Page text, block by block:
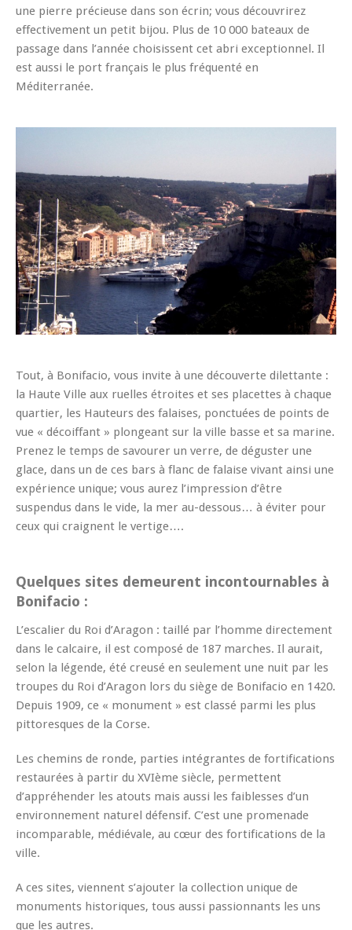
une pierre précieuse dans son écrin; vous découvrirez
effectivement un petit bijou. Plus de 10 000 bateaux de
passage dans l’année choisissent cet abri exceptionnel. Il
est aussi le port français le plus fréquenté en
Méditerranée.
Tout, à Bonifacio, vous invite à une découverte dilettante :
la Haute Ville aux ruelles étroites et ses placettes à chaque
quartier, les Hauteurs des falaises, ponctuées de points de
vue « décoiffant » plongeant sur la ville basse et sa marine.
Prenez le temps de savourer un verre, de déguster une
glace, dans un de ces bars à flanc de falaise vivant ainsi une
expérience unique; vous aurez l’impression d’être
suspendus dans le vide, la mer au-dessous… à éviter pour
ceux qui craignent le vertige….
Quelques sites demeurent incontournables à
Bonifacio :
L’escalier du Roi d’Aragon : taillé par l’homme directement
dans le calcaire, il est composé de 187 marches. Il aurait,
selon la légende, été creusé en seulement une nuit par les
troupes du Roi d’Aragon lors du siège de Bonifacio en 1420.
Depuis 1909, ce « monument » est classé parmi les plus
pittoresques de la Corse.
Les chemins de ronde, parties intégrantes de fortifications
restaurées à partir du XVIème siècle, permettent
d’appréhender les atouts mais aussi les faiblesses d’un
environnement naturel défensif. C’est une promenade
incomparable, médiévale, au cœur des fortifications de la
ville.
A ces sites, viennent s’ajouter la collection unique de
monuments historiques, tous aussi passionnants les uns
que les autres.